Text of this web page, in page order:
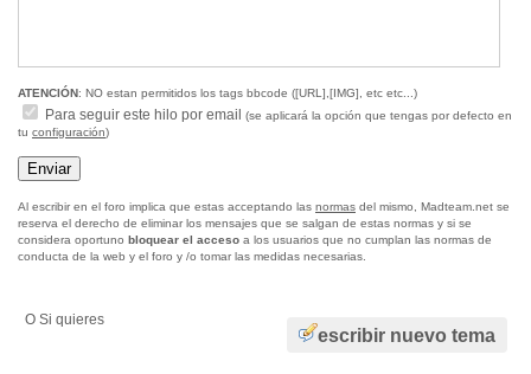
ATENCIÓN: NO estan permitidos los tags bbcode ([URL],[IMG], etc etc...)
Para seguir este hilo por email
(se aplicará la opción que tengas por defecto en
tu configuración)
Al escribir en el foro implica que estas acceptando las normas del mismo, Madteam.net se
reserva el derecho de eliminar los mensajes que se salgan de estas normas y si se
considera oportuno bloquear el acceso a los usuarios que no cumplan las normas de
conducta de la web y el foro y /o tomar las medidas necesarias.
escribir nuevo tema
O Si quieres